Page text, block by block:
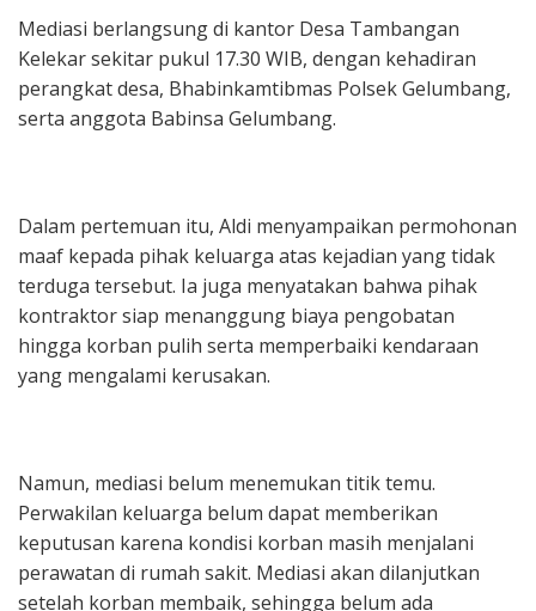
‎Mediasi berlangsung di kantor Desa Tambangan
Kelekar sekitar pukul 17.30 WIB, dengan kehadiran
perangkat desa, Bhabinkamtibmas Polsek Gelumbang,
serta anggota Babinsa Gelumbang.
‎Dalam pertemuan itu, Aldi menyampaikan permohonan
maaf kepada pihak keluarga atas kejadian yang tidak
terduga tersebut. Ia juga menyatakan bahwa pihak
kontraktor siap menanggung biaya pengobatan
hingga korban pulih serta memperbaiki kendaraan
yang mengalami kerusakan.
‎Namun, mediasi belum menemukan titik temu.
Perwakilan keluarga belum dapat memberikan
keputusan karena kondisi korban masih menjalani
perawatan di rumah sakit. Mediasi akan dilanjutkan
setelah korban membaik, sehingga belum ada